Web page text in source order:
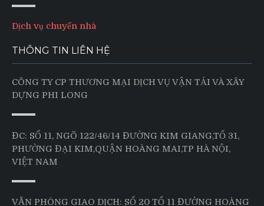
Dịch vụ chuyển nhà
THÔNG TIN LIÊN HỆ
CÔNG TY CP THƯƠNG MẠI DỊCH VỤ VẬN TẢI VÀ XÂY
DỰNG PHI LONG
ĐC: SỐ 11, NGÕ 122/46/14 ĐƯỜNG KIM GIANG,TỔ 31,
PHƯỜNG ĐẠI KIM,QUẬN HOÀNG MAI,TP HÀ NỘI,
VIỆT NAM
VĂN PHÒNG GIAO DỊCH: SỐ 20 TỔ 11 ĐƯỜNG HOÀNG